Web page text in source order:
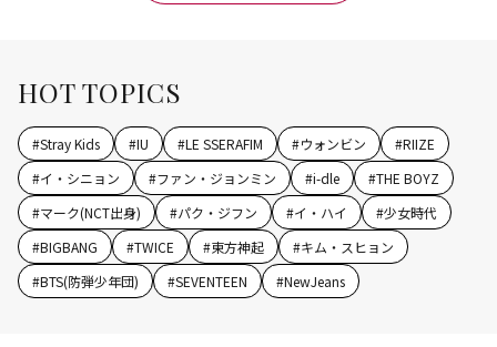
HOT TOPICS
#Stray Kids #IU #LE SSERAFIM #ウォンビン #RIIZE
#イ・シニョン #ファン・ジョンミン #i-dle #THE BOYZ
#マーク(NCT出身) #パク・ジフン #イ・ハイ #少女時代
#BIGBANG #TWICE #東方神起 #キム・スヒョン
#BTS(防弾少年団) #SEVENTEEN #NewJeans